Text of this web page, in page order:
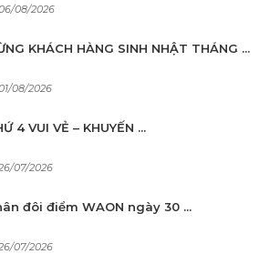
08/2026
KHÁCH HÀNG SINH NHẬT THÁNG ...
08/2026
4 VUI VẺ – KHUYẾN ...
07/2026
đôi điểm WAON ngày 30 ...
07/2026